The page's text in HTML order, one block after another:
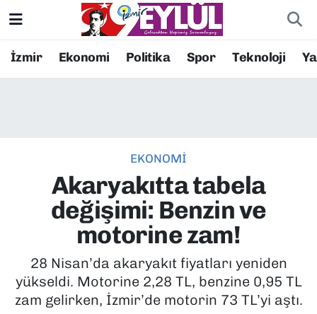
İzmir Ekonomi Politika Spor Teknoloji
EKONOMİ
Akaryakıtta tabela
değişimi: Benzin ve
motorine zam!
28 Nisan’da akaryakıt fiyatları yeniden
yükseldi. Motorine 2,28 TL, benzine 0,95 TL
zam gelirken, İzmir’de motorin 73 TL’yi aştı.
Resmi İlanlar
EKONOMİ
KÜLTÜR SANAT
MAGAZİN
POLİTİKA
Konak Nöbetçi Eczaneler
Süper Lig Puan Durumu ve Fikstür
Tüm Manşetler
Son Dakika Haberleri
Haber Arşivi